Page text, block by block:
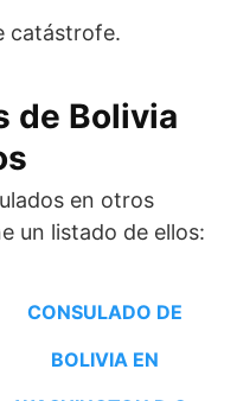
catástrofe.
de Bolivia
en otros
un listado de ellos:
CONSULADO DE
BOLIVIA EN